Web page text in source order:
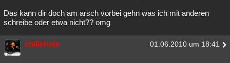
Das kann dir doch am arsch vorbei gehn was ich mit anderen
schreibe oder etwa nicht?? omg
chilichote 01.06.2010 um 18:41